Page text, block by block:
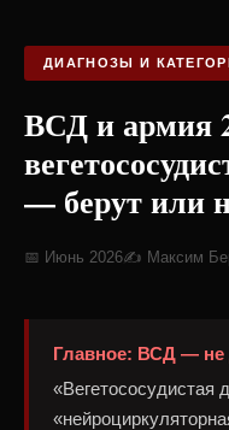
ДИАГНОЗЫ И
ВСД и армия
— берут или
📅 Июнь 2026✍️ Максим
Главное: ВСД — не
«Вегетососудистая